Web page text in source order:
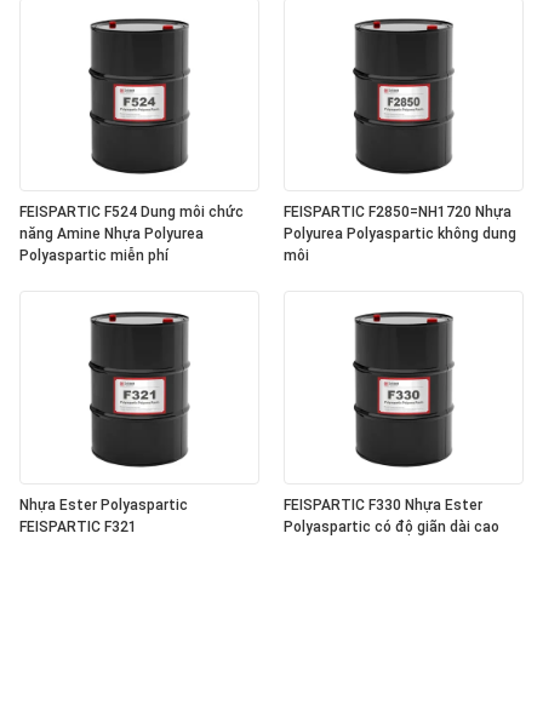
FEISPARTIC F524 Dung môi chức
năng Amine Nhựa Polyurea
Polyaspartic miễn phí
FEISPARTIC F2850=NH1720 Nhựa
Polyurea Polyaspartic không dung
môi
Nhựa Ester Polyaspartic
FEISPARTIC F321
FEISPARTIC F330 Nhựa Ester
Polyaspartic có độ giãn dài cao